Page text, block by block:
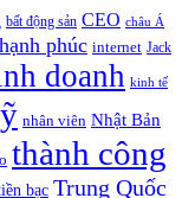
bất động sản CEO châu Á
hạnh phúc internet Jack
doanh kinh tế
nhân viên Nhật Bản
thành công
bạc Trung Quốc